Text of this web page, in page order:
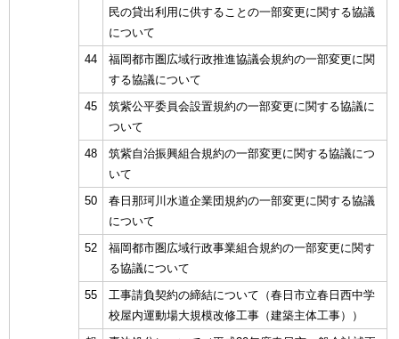
民の貸出利用に供することの一部変更に関する協議
について
44
福岡都市圏広域行政推進協議会規約の一部変更に関
する協議について
45
筑紫公平委員会設置規約の一部変更に関する協議に
ついて
48
筑紫自治振興組合規約の一部変更に関する協議につ
いて
50
春日那珂川水道企業団規約の一部変更に関する協議
について
52
福岡都市圏広域行政事業組合規約の一部変更に関す
る協議について
55
工事請負契約の締結について（春日市立春日西中学
校屋内運動場大規模改修工事（建築主体工事））